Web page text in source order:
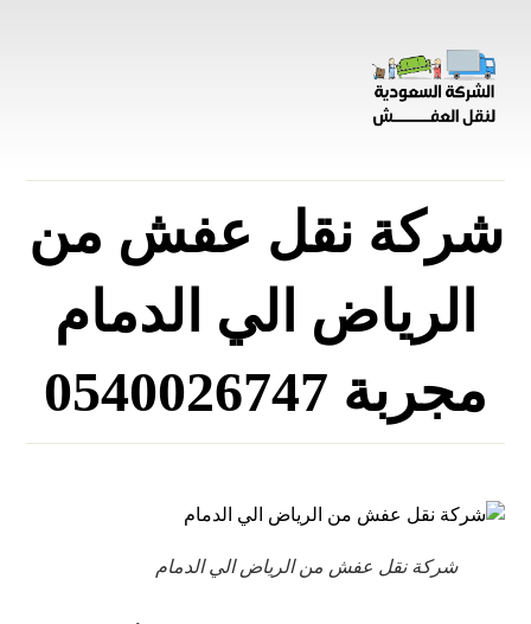
شركة نقل عفش من
الرياض الي الدمام
مجربة 0540026747
شركة نقل عفش من الرياض الي الدمام